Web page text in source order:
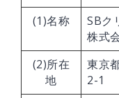
(1)名称
SBク
株式
(2)所在
地
東京
2-1